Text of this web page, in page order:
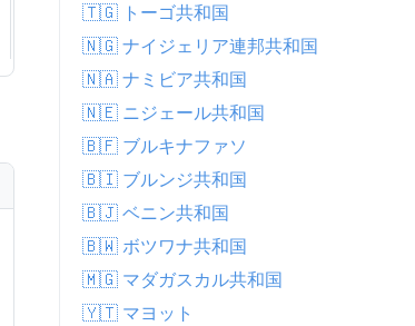
Waxing
Crescent
🇹🇬 トーゴ共和国
🇳🇬 ナイジェリア連邦共和国
🇳🇦 ナミビア共和国
🇳🇪 ニジェール共和国
🇧🇫 ブルキナファソ
🇧🇮 ブルンジ共和国
🇧🇯 ベニン共和国
🇧🇼 ボツワナ共和国
🇲🇬 マダガスカル共和国
🇾🇹 マヨット